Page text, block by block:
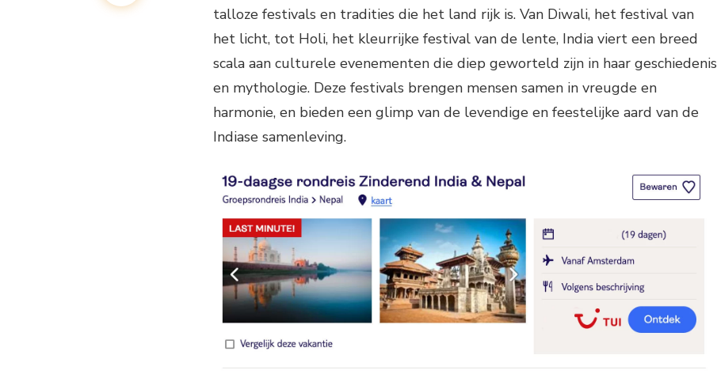
talloze festivals en tradities die het land rijk is. Van Diwali, het festival van
het licht, tot Holi, het kleurrijke festival van de lente, India viert een breed
scala aan culturele evenementen die diep geworteld zijn in haar geschiedenis
en mythologie. Deze festivals brengen mensen samen in vreugde en
harmonie, en bieden een glimp van de levendige en feestelijke aard van de
Indiase samenleving.